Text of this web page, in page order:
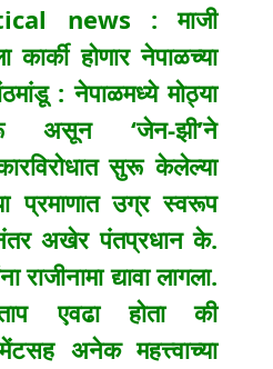
news : माजी
कार्की होणार नेपाळच्या
: नेपाळमध्ये मोठ्या
असून ‘जेन-झी’ने
सुरू केलेल्या
प्रमाणात उग्र स्वरूप
अखेर पंतप्रधान के.
राजीनामा द्यावा लागला.
एवढा होता की
अनेक महत्त्वाच्या